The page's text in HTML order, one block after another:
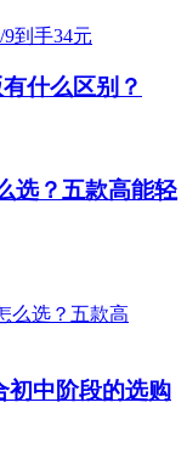
什么区别？
选？五款高能轻
初中阶段的选购